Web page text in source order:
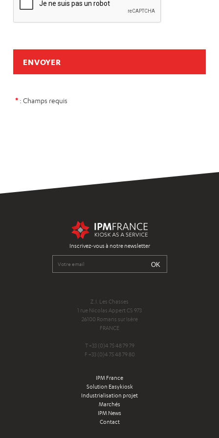
pdf,
doc,
*: Champs requis
Inscrivez-vous à notre newsletter
Z.I. Les Chasses
1 rue Nicolas Appert CS 973
26100 Romans sur Isère
FRANCE
T +33 (0)4 75 48 79 79
F +33 (0)4 75 48 79 80
IPM France
Solution Easykiosk
Industrialisation projet
Marchés
IPM News
Contact